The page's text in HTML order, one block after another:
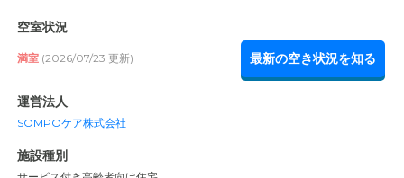
空室状況
満室 (2026/07/23 更新) 最新の空き状況を知る
運営法人
SOMPOケア株式会社
施設種別